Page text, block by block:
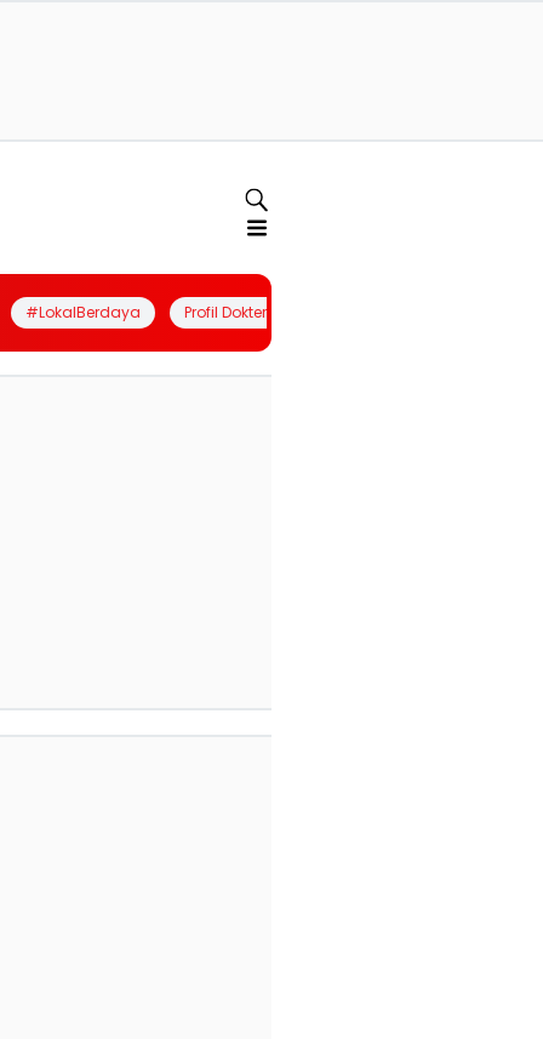
#LokalBerdaya Profil Dokter